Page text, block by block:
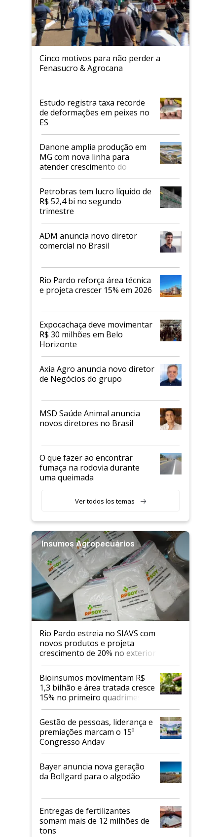
Cinco motivos para não perder a
Fenasucro & Agrocana
Estudo registra taxa recorde
de deformações em peixes no
ES
Danone amplia produção em
MG com nova linha para
atender crescimento do
mercado de alimentos
proteicos
Petrobras tem lucro líquido de
R$ 52,4 bi no segundo
trimestre
ADM anuncia novo diretor
comercial no Brasil
Rio Pardo reforça área técnica
e projeta crescer 15% em 2026
Expocachaça deve movimentar
R$ 30 milhões em Belo
Horizonte
Axia Agro anuncia novo diretor
de Negócios do grupo
MSD Saúde Animal anuncia
novos diretores no Brasil
O que fazer ao encontrar
fumaça na rodovia durante
uma queimada
Ver todos los temas
Insumos Agropecuários
Rio Pardo estreia no SIAVS com
novos produtos e projeta
crescimento de 20% no exterior
Bioinsumos movimentam R$
1,3 bilhão e área tratada cresce
15% no primeiro quadrimestre
de 2026
Gestão de pessoas, liderança e
premiações marcam o 15º
Congresso Andav
Bayer anuncia nova geração
da Bollgard para o algodão
Entregas de fertilizantes
somam mais de 12 milhões de
tons